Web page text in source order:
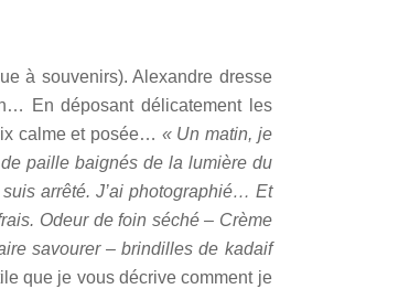
à souvenirs). Alexandre dresse
En déposant délicatement les
calme et posée… « Un matin, je
paille baignés de la lumière du
arrêté. J’ai photographié… Et
Odeur de foin séché – Crème
savourer – brindilles de kadaif
je vous décrive comment je